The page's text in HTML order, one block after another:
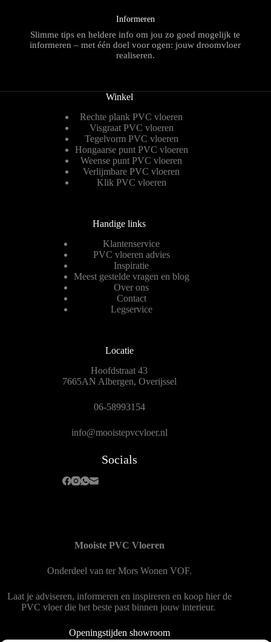
Informeren
Slimme tips en heldere info om jou zo goed mogelijk te
informeren – met één doel voor ogen: jouw droomvloer
realiseren.
Winkel
Rechte plank PVC vloeren
Visgraat PVC vloeren
Tegelvorm PVC vloeren
Hongaarse punt PVC vloeren
Weense punt PVC vloeren
Verlijmbare PVC vloeren
Klik PVC vloeren
Handige links
Klantenservice
PVC vloeren advies
Inspiratie
Meest gestelde vragen en blog
Over ons
Contact
Legservice
Locatie
Hoofdstraat 43
7665AN Albergen, Overijssel
06-58993154
info@mooistepvcvloer.nl
Socials
Mooiste PVC Vloeren
Onderdeel van ter Mors Wonen VOF.
Laat je adviseren, informeren en inspireren en koop hier de
PVC vloer die het beste past binnen jouw interieur.
Openingstijden showroom